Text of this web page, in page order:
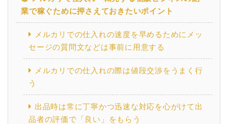
業で稼ぐために押さえておきたいポイント
メルカリでの仕入れの速度を早めるためにメッ
セージの質問文などは事前に用意する
メルカリでの仕入れの際は値段交渉をうまく行
う
出品時は常に丁寧かつ迅速な対応を心がけて出
品者の評価で「良い」をもらう